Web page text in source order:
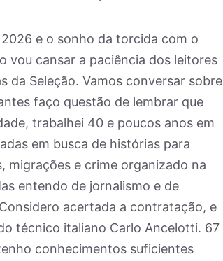
e o sonho da torcida com o
vou cansar a paciência dos leitores
da Seleção. Vamos conversar sobre
faço questão de lembrar que
trabalhei 40 e poucos anos em
em busca de histórias para
migrações e crime organizado na
entendo de jornalismo e de
acertada a contratação, e
técnico italiano Carlo Ancelotti. 67
conhecimentos suficientes